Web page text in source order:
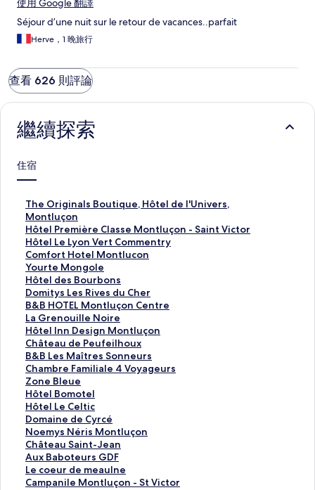
使用 Google 翻譯
Séjour d’une nuit sur le retour de vacances..parfait
Herve，1 晚旅行
查看 626 則評論
繼續探索
住宿
The Originals Boutique, Hôtel de l'Univers,
Montluçon
T
h
e
O
r
i
g
i
n
a
l
s
B
o
u
t
i
q
u
e
,
H
ô
Hôtel Première Classe Montluçon - Saint Victor
H
ô
t
e
l
P
r
e
m
i
è
r
e
C
l
a
s
s
e
M
o
Hôtel Le Lyon Vert Commentry
H
ô
t
e
l
L
e
L
y
o
n
V
e
r
t
C
o
m
m
e
Comfort Hotel Montlucon
C
o
m
f
o
r
t
H
o
t
e
l
M
o
n
t
l
u
c
Yourte Mongole
Y
o
u
r
t
e
M
o
n
g
o
l
e
的
連
結
Hôtel des Bourbons
H
ô
t
e
l
d
e
s
B
o
u
r
b
o
n
s
的
Domitys Les Rives du Cher
D
o
m
i
t
y
s
L
e
s
R
i
v
e
s
d
B&B HOTEL Montluçon Centre
B
&
B
H
O
T
E
L
M
o
n
t
l
u
ç
La Grenouille Noire
L
a
G
r
e
n
o
u
i
l
l
e
N
o
Hôtel Inn Design Montluçon
H
ô
t
e
l
I
n
n
D
e
s
i
g
Château de Peufeilhoux
C
h
â
t
e
a
u
d
e
P
e
u
B&B Les Maîtres Sonneurs
B
&
B
L
e
s
M
a
î
t
r
Chambre Familiale 4 Voyageurs
C
h
a
m
b
r
e
F
a
m
Zone Bleue
Z
o
n
e
B
l
e
u
e
Hôtel Bomotel
H
ô
t
e
l
B
o
m
Hôtel Le Celtic
H
ô
t
e
l
L
e
Domaine de Cyrcé
D
o
m
a
i
n
Noemys Néris Montluçon
N
o
e
m
y
Château Saint-Jean
C
h
â
t
Aux Baboteurs GDF
A
u
x
Le coeur de meaulne
L
e
Campanile Montluçon - St Victor
C